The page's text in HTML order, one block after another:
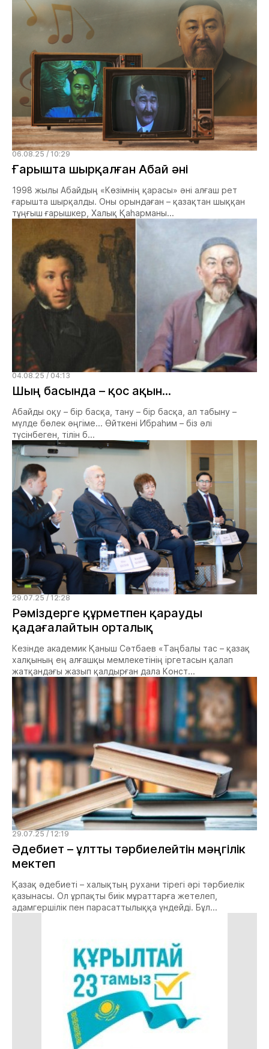
06.08.25 / 10:29
Ғарышта шырқалған Абай әні
1998 жылы Абайдың «Көзімнің қарасы» әні алғаш рет
ғарышта шырқалды. Оны орындаған – қазақтан шыққан
тұңғыш ғарышкер, Халық Қаһарманы...
04.08.25 / 04:13
Шың басында – қос ақын...
Абайды оқу – бір басқа, тану – бір басқа, ал табыну –
мүлде бөлек әңгіме... Өйткені Ибраһим – біз әлі
түсінбеген, тілін б...
29.07.25 / 12:28
Рәміздерге құрметпен қарауды
қадағалайтын орталық
Кезінде академик Қаныш Сәтбаев «Таңбалы тас – қазақ
халқының ең алғашқы мемлекетінің іргетасын қалап
жатқандағы жазып қалдырған дала Конст...
29.07.25 / 12:19
Әдебиет – ұлтты тәрбиелейтін мәңгілік
мектеп
Қазақ әдебиеті – халықтың рухани тірегі әрі тәрбиелік
қазынасы. Ол ұрпақты биік мұраттарға жетелеп,
адамгершілік пен парасаттылыққа үндейді. Бұл...